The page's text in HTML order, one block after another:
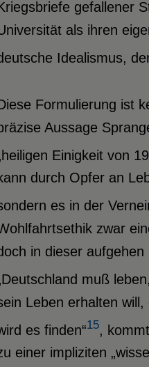
gefallener
als ihren
Idealismus,
Formulierung ist
Aussage
„heiligen Einigkeit von
durch Opfer an
es in der
zwar
in dieser
muß
Leben erhalten
es finden“15,
einer impliziten